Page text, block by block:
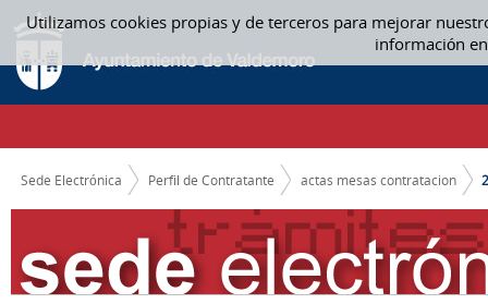
Utilizamos cookies propias y de terceros para mejorar
información
Saltar al contenido
2017 - ACTAS MESAS CONTRATACION
CAMINO DE MIGAS
Sede Electrónica Perfil de Contratante actas mesas contratacion